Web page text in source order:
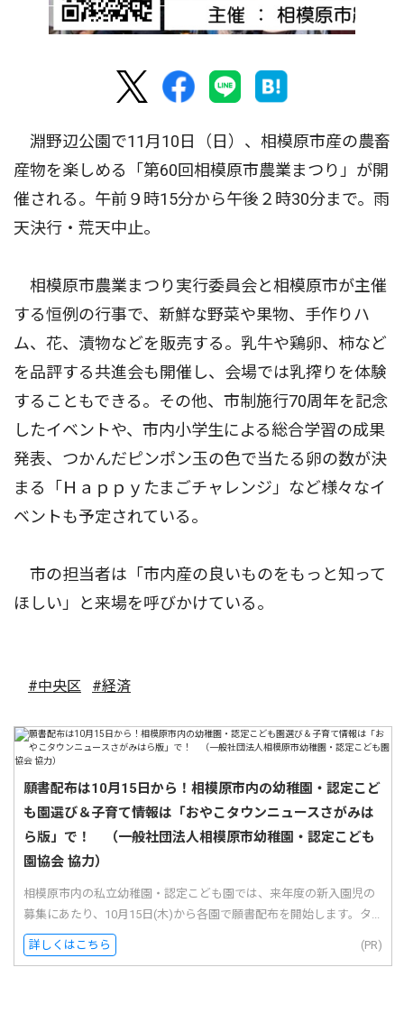
淵野辺公園で11月10日（日）、相模原市産の農畜
産物を楽しめる「第60回相模原市農業まつり」が開
催される。午前９時15分から午後２時30分まで。雨
天決行・荒天中止。
相模原市農業まつり実行委員会と相模原市が主催
する恒例の行事で、新鮮な野菜や果物、手作りハ
ム、花、漬物などを販売する。乳牛や鶏卵、柿など
を品評する共進会も開催し、会場では乳搾りを体験
することもできる。その他、市制施行70周年を記念
したイベントや、市内小学生による総合学習の成果
発表、つかんだピンポン玉の色で当たる卵の数が決
まる「Ｈａｐｐｙたまごチャレンジ」など様々なイ
ベントも予定されている。
市の担当者は「市内産の良いものをもっと知って
ほしい」と来場を呼びかけている。
#中央区 #経済
願書配布は10月15日から！相模原市内の幼稚園・認定こど
も園選び＆子育て情報は「おやこタウンニュースさがみは
ら版」で！ （一般社団法人相模原市幼稚園・認定こども
園協会 協力）
相模原市内の私立幼稚園・認定こども園では、来年度の新入園児の
募集にあたり、10月15日(木)から各園で願書配布を開始します。タ...
詳しくはこちら (PR)